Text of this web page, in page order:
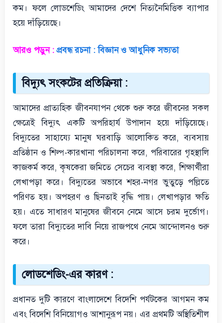
কম। ফলে লোডশেডিং আমাদের দেশে নিত্যনৈমিত্তিক ব্যাপার
হয়ে দাঁড়িয়েছে।
আরও পড়ুন : প্রবন্ধ রচনা : বিজ্ঞান ও আধুনিক সভ্যতা
বিদ্যুৎ সংকটের প্রতিক্রিয়া :
আমাদের প্রাত্যহিক জীবনযাপন থেকে শুরু করে জীবনের সকল
ক্ষেত্রেই বিদ্যুৎ একটি অপরিহার্য উপাদান হয়ে দাঁড়িয়েছে।
বিদ্যুতের সাহায্যে মানুষ ঘরবাড়ি আলোকিত করে, ব্যবসায়
প্রতিষ্ঠান ও শিল্প-কারখানা পরিচালনা করে, পরিবারের গৃহস্থালি
কাজকর্ম করে, কৃষকেরা জমিতে সেচের ব্যবস্থা করে, শিক্ষার্থীরা
লেখাপড়া করে। বিদ্যুতের অভাবে শহর-নগর ভুতুড়ে পল্লিতে
পরিণত হয়। অপহরণ ও ছিনতাই বৃদ্ধি পায়। লেখাপড়ার ক্ষতি
হয়। এতে সাধারণ মানুষের জীবনে নেমে আসে চরম দুর্ভোগ।
ফলে তারা বিদ্যুতের দাবি নিয়ে রাজপথে নেমে আন্দোলনও শুরু
করে।
লোডশেডিং-এর কারণ :
প্রধানত দুটি কারণে বাংলাদেশে বিদেশি পর্যটকের আগমন কম
এবং বিদেশি বিনিয়োগও আশানুরূপ নয়। এর প্রথমটি অস্থিতিশীল